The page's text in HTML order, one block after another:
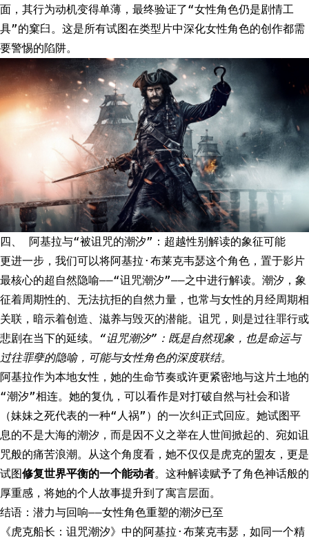
面，其行为动机变得单薄，最终验证了“女性角色仍是剧情工
具”的窠臼。这是所有试图在类型片中深化女性角色的创作都需
要警惕的陷阱。
四、 阿基拉与“被诅咒的潮汐”：超越性别解读的象征可能
更进一步，我们可以将阿基拉·布莱克韦瑟这个角色，置于影片
最核心的超自然隐喻——“诅咒潮汐”——之中进行解读。潮汐，象
征着周期性的、无法抗拒的自然力量，也常与女性的月经周期相
关联，暗示着创造、滋养与毁灭的潜能。诅咒，则是过往罪行或
悲剧在当下的延续。
“诅咒潮汐”：既是自然现象，也是命运与
过往罪孽的隐喻，可能与女性角色的深度联结。
阿基拉作为本地女性，她的生命节奏或许更紧密地与这片土地的
“潮汐”相连。她的复仇，可以看作是对打破自然与社会和谐
（妹妹之死代表的一种“人祸”）的一次纠正式回应。她试图平
息的不是大海的潮汐，而是因不义之举在人世间掀起的、宛如诅
咒般的痛苦浪潮。从这个角度看，她不仅仅是虎克的盟友，更是
试图修复世界平衡的一个能动者。这种解读赋予了角色神话般的
厚重感，将她的个人故事提升到了寓言层面。
结语：潜力与回响——女性角色重塑的潮汐已至
《虎克船长：诅咒潮汐》中的阿基拉·布莱克韦瑟，如同一个精